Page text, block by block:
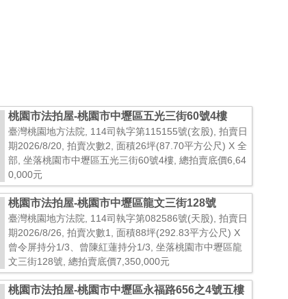
桃園市法拍屋-桃園市中壢區五光三街60號4樓
臺灣桃園地方法院, 114司執字第115155號(玄股), 拍賣日
期2026/8/20, 拍賣次數2, 面積26坪(87.70平方公尺) X 全
部, 坐落桃園市中壢區五光三街60號4樓, 總拍賣底價6,64
0,000元
桃園市法拍屋-桃園市中壢區龍文三街128號
臺灣桃園地方法院, 114司執字第082586號(天股), 拍賣日
期2026/8/26, 拍賣次數1, 面積88坪(292.83平方公尺) X
曾令屏持分1/3、曾陳紅蓮持分1/3, 坐落桃園市中壢區龍
文三街128號, 總拍賣底價7,350,000元
桃園市法拍屋-桃園市中壢區永福路656之4號五樓